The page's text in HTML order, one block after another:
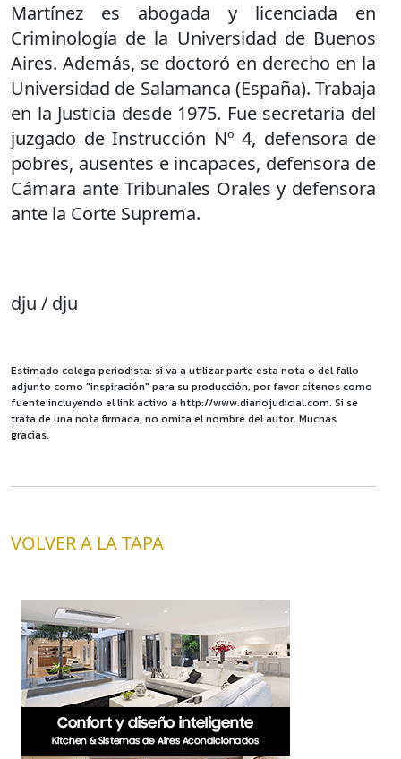
Martínez es abogada y licenciada en
Criminología de la Universidad de Buenos
Aires. Además, se doctoró en derecho en la
Universidad de Salamanca (España). Trabaja
en la Justicia desde 1975. Fue secretaria del
juzgado de Instrucción Nº 4, defensora de
pobres, ausentes e incapaces, defensora de
Cámara ante Tribunales Orales y defensora
ante la Corte Suprema.
dju / dju
Estimado colega periodista: si va a utilizar parte esta nota o del fallo
adjunto como "inspiración" para su producción, por favor cítenos como
fuente incluyendo el link activo a http://www.diariojudicial.com. Si se
trata de una nota firmada, no omita el nombre del autor. Muchas
gracias.
VOLVER A LA TAPA